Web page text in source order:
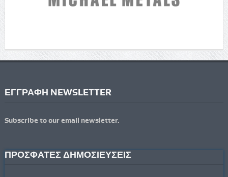
ΕΓΓΡΑΦΗ NEWSLETTER
Subscribe to our email newsletter.
ΠΡΟΣΦΑΤΕΣ ΔΗΜΟΣΙΕΥΣΕΙΣ